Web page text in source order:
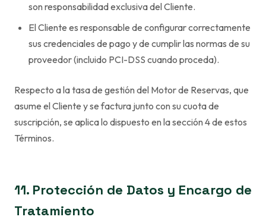
son responsabilidad exclusiva del Cliente.
El Cliente es responsable de configurar correctamente
sus credenciales de pago y de cumplir las normas de su
proveedor (incluido PCI-DSS cuando proceda).
Respecto a la tasa de gestión del Motor de Reservas, que
asume el Cliente y se factura junto con su cuota de
suscripción, se aplica lo dispuesto en la sección 4 de estos
Términos.
11. Protección de Datos y Encargo de
Tratamiento